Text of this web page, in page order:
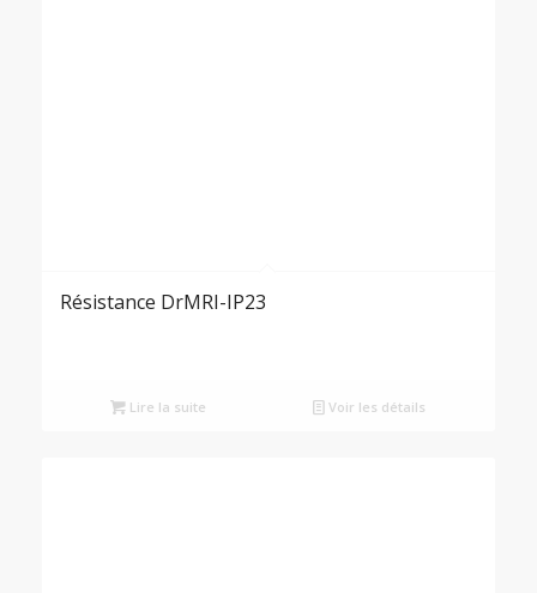
Résistance DrMRI-IP23
Lire la suite Voir les détails